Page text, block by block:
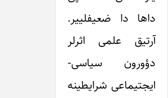
داها دا ضعیفلییر.
آرتیق علمی اثرلر
دؤورون سیاسی-
ایجتیماعی شرایطینه